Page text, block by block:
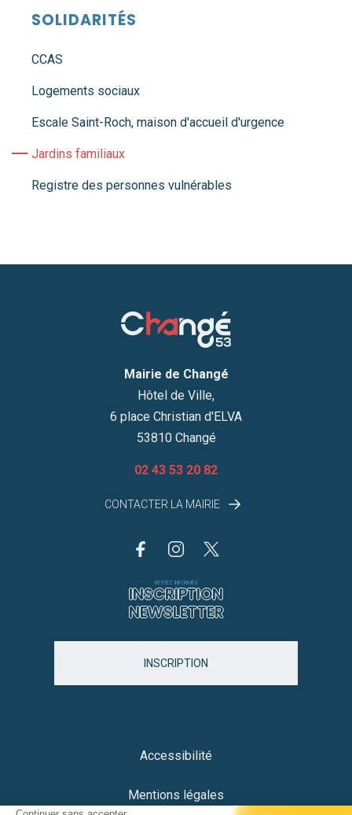
SOLIDARITÉS
CCAS
Logements sociaux
Escale Saint-Roch, maison d'accueil d'urgence
Jardins familiaux
Registre des personnes vulnérables
Mairie de Changé
Hôtel de Ville,
6 place Christian d'ELVA
53810 Changé
02 43 53 20 82
CONTACTER LA MAIRIE
RESTEZ INFORMÉS
INSCRIPTION
NEWSLETTER
INSCRIPTION
Accessibilité
Mentions légales